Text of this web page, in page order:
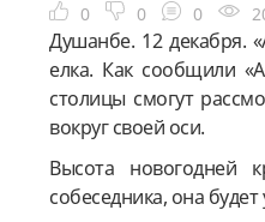
0 0 0
Душанбе. 12 декабря.
елка. Как сообщили
столицы смогут
вокруг своей оси.
Высота новогодней
собеседника, она